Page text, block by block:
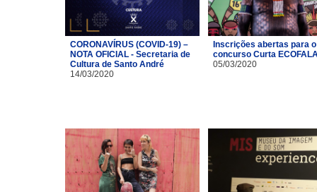
CORONAVÍRUS (COVID-19) –
NOTA OFICIAL - Secretaria de
Cultura de Santo André
14/03/2020
Inscrições abertas para o
concurso Curta
05/03/2020